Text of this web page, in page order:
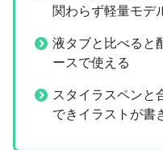
関わらず軽量モデ
液タブと比べると
ースで使える
スタイラスペンと
できイラストが書